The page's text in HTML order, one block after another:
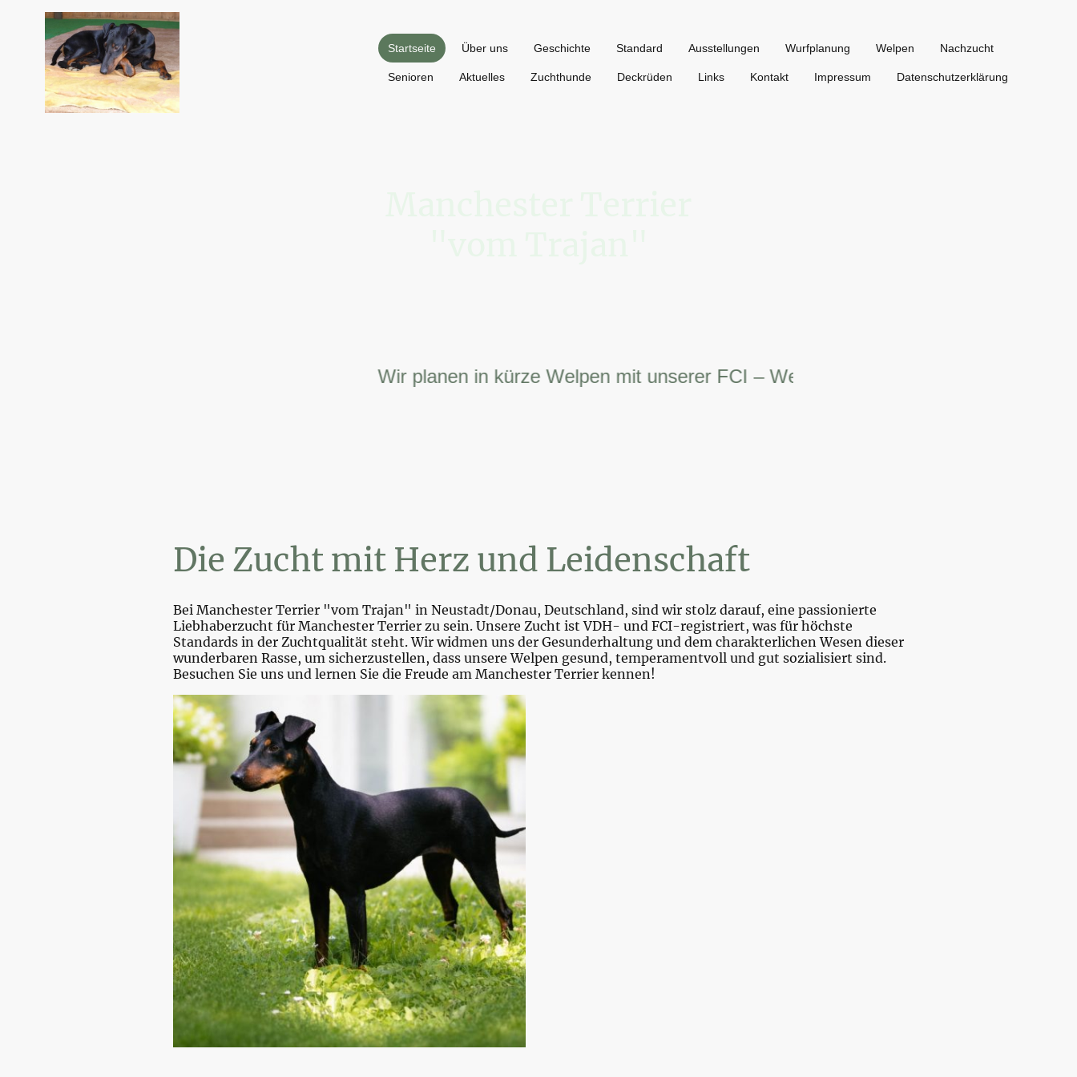
Startseite Über uns Geschichte Standard Ausstellungen Wurfplanung Welpen Nachzucht
Senioren Aktuelles Zuchthunde Deckrüden Links Kontakt Impressum Datenschutzerklärung
Wir planen in kürze Welpen mit unserer FCI – Weltsiegerin.
Die Zucht mit Herz und Leidenschaft
Bei Manchester Terrier "vom Trajan" in Neustadt/Donau, Deutschland, sind wir stolz darauf, eine passionierte
Liebhaberzucht für Manchester Terrier zu sein. Unsere Zucht ist VDH- und FCI-registriert, was für höchste
Standards in der Zuchtqualität steht. Wir widmen uns der Gesunderhaltung und dem charakterlichen Wesen dieser
wunderbaren Rasse, um sicherzustellen, dass unsere Welpen gesund, temperamentvoll und gut sozialisiert sind.
Besuchen Sie uns und lernen Sie die Freude am Manchester Terrier kennen!